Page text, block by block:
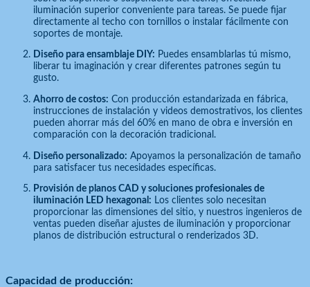
iluminación superior conveniente para tareas. Se puede fijar
directamente al techo con tornillos o instalar fácilmente con
soportes de montaje.
Diseño para ensamblaje DIY: Puedes ensamblarlas tú mismo,
liberar tu imaginación y crear diferentes patrones según tu
gusto.
Ahorro de costos: Con producción estandarizada en fábrica,
instrucciones de instalación y videos demostrativos, los clientes
pueden ahorrar más del 60% en mano de obra e inversión en
comparación con la decoración tradicional.
Diseño personalizado: Apoyamos la personalización de tamaño
para satisfacer tus necesidades específicas.
Provisión de planos CAD y soluciones profesionales de
iluminación LED hexagonal: Los clientes solo necesitan
proporcionar las dimensiones del sitio, y nuestros ingenieros de
ventas pueden diseñar ajustes de iluminación y proporcionar
planos de distribución estructural o renderizados 3D.
Capacidad de producción: